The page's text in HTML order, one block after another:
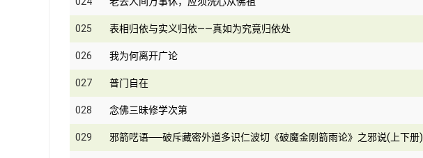
025 表相归依与实义归依——真如为究竟归依处
026 我为何离开广论
027 普门自在
028 念佛三昧修学次第
029 邪箭呓语──破斥藏密外道多识仁波切《破魔金刚箭雨论》之邪说(上下册)